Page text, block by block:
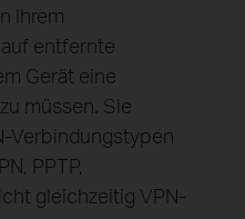
Ihrem
entfernte
Gerät eine
müssen. Sie
PPTP,
gleichzeitig VPN‑